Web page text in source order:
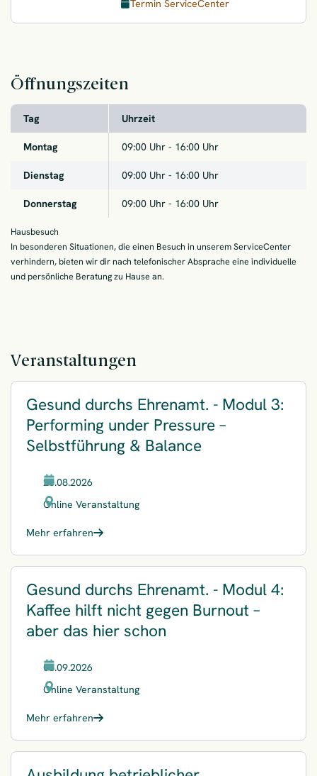
Termin ServiceCenter
Öffnungszeiten
Tag Uhrzeit
Montag 09:00Uhr - 16:00Uhr
Dienstag 09:00Uhr - 16:00Uhr
Donnerstag 09:00Uhr - 16:00Uhr
Hausbesuch
In besonderen Situationen, die einen Besuch in unserem ServiceCenter
verhindern, bieten wir dir nach telefonischer Absprache eine individuelle
und persönliche Beratung zu Hause an.
Veranstaltungen
Gesund durchs Ehrenamt. - Modul 3:
Performing under Pressure –
Selbstführung & Balance
20.08.2026
Online Veranstaltung
Mehr erfahren
Gesund durchs Ehrenamt. - Modul 4:
Kaffee hilft nicht gegen Burnout –
aber das hier schon
08.09.2026
Online Veranstaltung
Mehr erfahren